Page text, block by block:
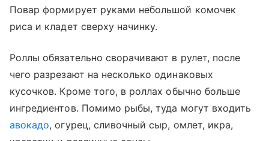
Повар формирует руками небольшой комочек
риса и кладет сверху начинку.
Роллы обязательно сворачивают в рулет, после
чего разрезают на несколько одинаковых
кусочков. Кроме того, в роллах обычно больше
ингредиентов. Помимо рыбы, туда могут входить
авокадо, огурец, сливочный сыр, омлет, икра,